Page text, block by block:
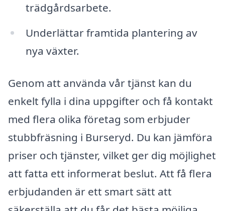
trädgårdsarbete.
Underlättar framtida plantering av
nya växter.
Genom att använda vår tjänst kan du
enkelt fylla i dina uppgifter och få kontakt
med flera olika företag som erbjuder
stubbfräsning i Burseryd. Du kan jämföra
priser och tjänster, vilket ger dig möjlighet
att fatta ett informerat beslut. Att få flera
erbjudanden är ett smart sätt att